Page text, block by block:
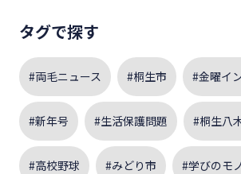
タグで探す
#両毛ニュース #桐生市 #金曜イ
#新年号 #生活保護問題 #桐生八
#高校野球 #みどり市 #学びのモ